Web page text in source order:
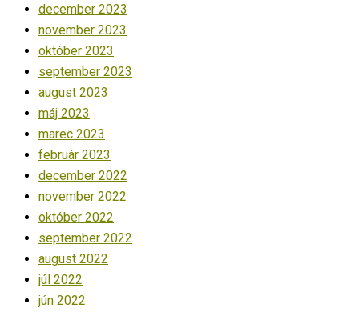
december 2023
november 2023
október 2023
september 2023
august 2023
máj 2023
marec 2023
február 2023
december 2022
november 2022
október 2022
september 2022
august 2022
júl 2022
jún 2022